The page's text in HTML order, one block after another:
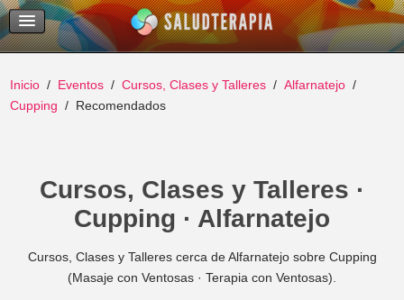
Temas Recientes
Buscar
Inicio Eventos Cursos, Clases y Talleres
Alfarnatejo
Cupping
Recomendados
Cursos, Clases y Talleres ·
Cupping · Alfarnatejo
Cursos, Clases y Talleres cerca de Alfarnatejo sobre Cupping
(Masaje con Ventosas · Terapia con Ventosas).